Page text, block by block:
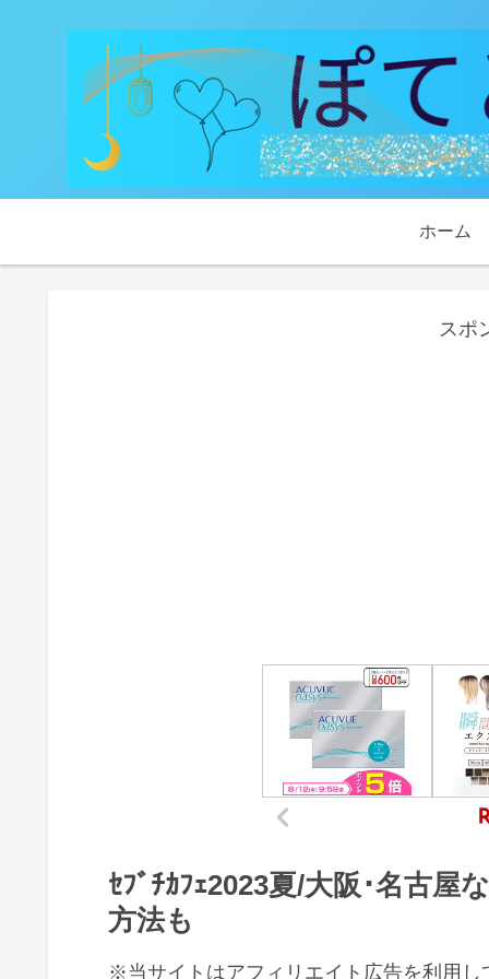
ホーム
スポ
ｾﾌﾞﾁｶﾌｪ2023夏/大阪･名古屋
方法も
※当サイトはアフィリエイト広告を利用し